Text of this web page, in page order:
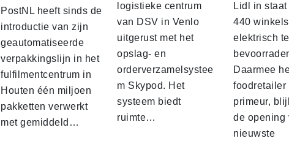
PostNL heeft sinds de
introductie van zijn
geautomatiseerde
verpakkingslijn in het
fulfilmentcentrum in
Houten één miljoen
pakketten verwerkt
met gemiddeld…
logistieke centrum
van DSV in Venlo
uitgerust met het
opslag- en
orderverzamelsystee
m Skypod. Het
systeem biedt
ruimte…
Lidl in
440 winkels
elektrisch te
Daarmee
foodretailer
primeur,
de opening
nieuwste